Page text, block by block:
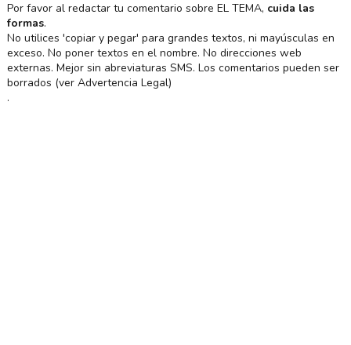
Por favor al redactar tu comentario sobre EL TEMA, cuida las
formas.
No utilices 'copiar y pegar' para grandes textos, ni mayúsculas en
exceso. No poner textos en el nombre. No direcciones web
externas. Mejor sin abreviaturas SMS. Los comentarios pueden ser
borrados (ver Advertencia Legal)
.